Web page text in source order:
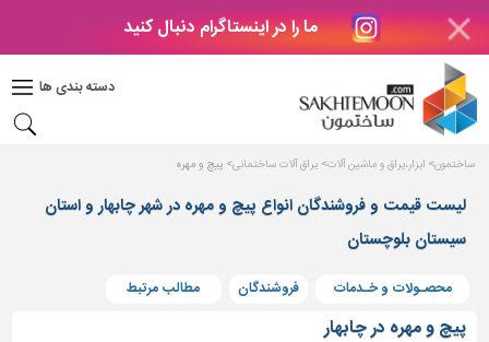
ما را در اینستاگرام دنبال کنید
دسته بندی ها
دکوراسیون
بتن
های
بتنی
درب
پنجره
مصالح
ساختمون ابزار،یراق و ماشین آلات یراق آلات ساختمانی پیچ و مهره
لیست قیمت و فروشندگان انواع پیچ و مهره در شهر چابهار و استان
سیستان بلوچستان
محصـولات و خـدمات فروشندگان مطالب مرتبط
پیچ و مهره در چابهار